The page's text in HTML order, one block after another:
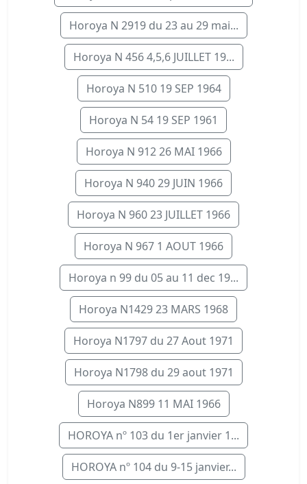
Horoya N 2919 du 23 au 29 mai...
Horoya N 456 4,5,6 JUILLET 19...
Horoya N 510 19 SEP 1964
Horoya N 54 19 SEP 1961
Horoya N 912 26 MAI 1966
Horoya N 940 29 JUIN 1966
Horoya N 960 23 JUILLET 1966
Horoya N 967 1 AOUT 1966
Horoya n 99 du 05 au 11 dec 19...
Horoya N1429 23 MARS 1968
Horoya N1797 du 27 Aout 1971
Horoya N1798 du 29 aout 1971
Horoya N899 11 MAI 1966
HOROYA nº 103 du 1er janvier 1...
HOROYA nº 104 du 9-15 janvier...